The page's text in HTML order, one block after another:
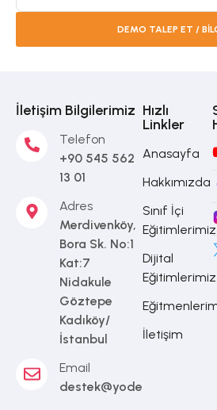
DEMO TALEP ET /
İletişim Bilgilerimiz
Telefon
+90 545 562
13 01
Adres
Merdivenköy,
Bora Sk. No:1
Kat:7
Nidakule
Göztepe
Kadıköy/
İstanbul
Email
destek@yodea.com.tr
Hızlı
Linkler
Anasayfa
Hakkımızda
Sınıf İçi
Eğitimlerimiz
Dijital
Eğitimlerimiz
İletişim